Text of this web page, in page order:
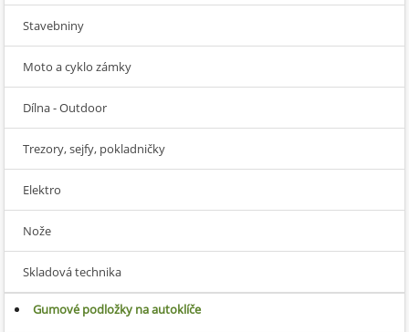
Stavebniny
Moto a cyklo zámky
Dílna - Outdoor
Trezory, sejfy, pokladničky
Elektro
Nože
Skladová technika
Gumové podložky na autoklíče